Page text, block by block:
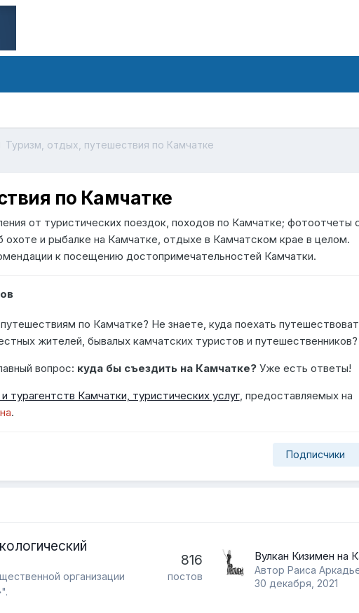
Туризм, отдых, путешествия по Камчатке
по Камчатке
от туристических поездок, походов по Камчатке; фотоотчеты
охоте и рыбалке на Камчатке, отдыхе в Камчатском крае в целом.
к посещению достопримечательностей Камчатки.
по Камчатке? Не знаете, куда поехать
жителей, бывалых камчатских туристов и путешественников?
вопрос: куда бы съездить на Камчатке?Уже есть ответы!
Камчатки, туристических услуг, предоставляемых на
.
Подписчики
организации
816
постов
Автор Раиса
30 декабря, 2021